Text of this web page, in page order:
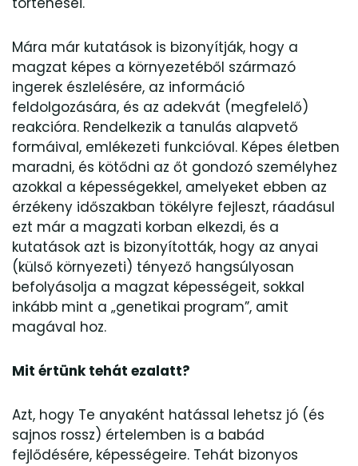
Mára már kutatások is bizonyítják, hogy a
magzat képes a környezetéből származó
ingerek észlelésére, az információ
feldolgozására, és az adekvát (megfelelő)
reakcióra. Rendelkezik a tanulás alapvető
formáival, emlékezeti funkcióval. Képes életben
maradni, és kötődni az őt gondozó személyhez
azokkal a képességekkel, amelyeket ebben az
érzékeny időszakban tökélyre fejleszt, ráadásul
ezt már a magzati korban elkezdi, és a
kutatások azt is bizonyították, hogy az anyai
(külső környezeti) tényező hangsúlyosan
befolyásolja a magzat képességeit, sokkal
inkább mint a „genetikai program”, amit
magával hoz.
Mit értünk tehát ezalatt?
Azt, hogy Te anyaként hatással lehetsz jó (és
sajnos rossz) értelemben is a babád
fejlődésére, képességeire. Tehát bizonyos